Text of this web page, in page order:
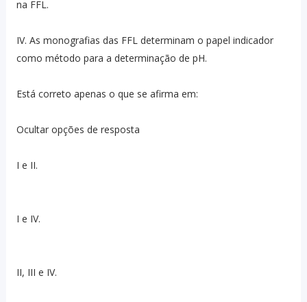
na FFL.
IV. As monografias das FFL determinam o papel indicador
como método para a determinação de pH.
Está correto apenas o que se afirma em:
Ocultar opções de resposta
I e II.
I e IV.
II, III e IV.